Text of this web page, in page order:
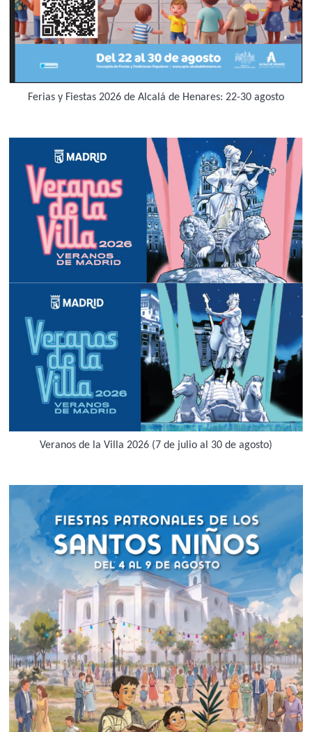
Ferias y Fiestas 2026 de Alcalá de Henares: 22-30 agosto
Veranos de la Villa 2026 (7 de julio al 30 de agosto)